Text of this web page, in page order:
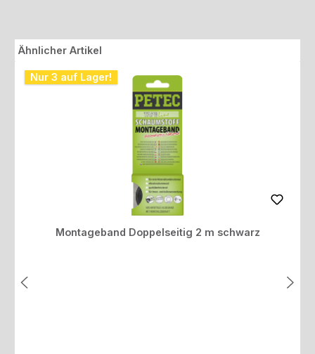
Produktgalerie überspringen
Ähnlicher Artikel
Nur 3 auf Lager!
Montageband Doppelseitig 2 m schwarz